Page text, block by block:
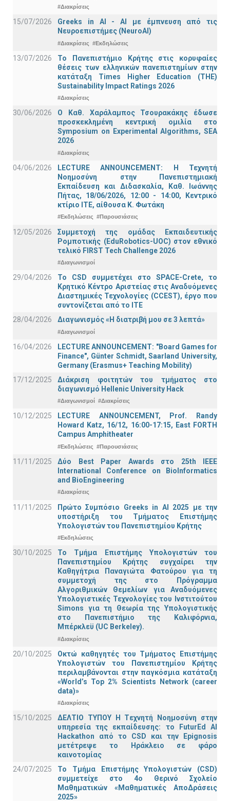
#Διακρίσεις
15/07/2026
Greeks in AI - ΑΙ με έμπνευση από τις
Νευροεπιστήμες (NeuroAI)
#Διακρίσεις #Εκδηλώσεις
13/07/2026
Το Πανεπιστήμιο Κρήτης στις κορυφαίες
θέσεις των ελληνικών πανεπιστημίων στην
κατάταξη Times Higher Education (ΤΗΕ)
Sustainability Impact Ratings 2026
#Διακρίσεις
30/06/2026
Ο Καθ. Χαράλαμπος Τσουρακάκης έδωσε
προσκεκλημένη κεντρική ομιλία στο
Symposium on Experimental Algorithms, SEA
2026
#Διακρίσεις
04/06/2026
LECTURE ANNOUNCEMENT: Η Τεχνητή
Νοημοσύνη στην Πανεπιστημιακή
Εκπαίδευση και Διδασκαλία, Καθ. Ιωάννης
Πήτας, 18/06/2026, 12:00 - 14:00, Κεντρικό
κτίριο ΙΤΕ, αίθουσα Κ. Φωτάκη
#Εκδηλώσεις #Παρουσιάσεις
12/05/2026
Συμμετοχή της ομάδας Εκπαιδευτικής
Ρομποτικής (EduRobotics-UOC) στον εθνικό
τελικό FIRST Tech Challenge 2026
#Διαγωνισμοί
29/04/2026
Το CSD συμμετέχει στο SPACE-Crete, το
Κρητικό Κέντρο Αριστείας στις Αναδυόμενες
Διαστημικές Τεχνολογίες (CCEST), έργο που
συντονίζεται από το ΙΤΕ
28/04/2026
Διαγωνισμός «Η διατριβή μου σε 3 λεπτά»
#Διαγωνισμοί
16/04/2026
LECTURE ANNOUNCEMENT: "Board Games for
Finance", Günter Schmidt, Saarland University,
Germany (Erasmus+ Teaching Mobility)
17/12/2025
Διάκριση φοιτητών του τμήματος στο
διαγωνισμό Hellenic University Hack
#Διαγωνισμοί #Διακρίσεις
10/12/2025
LECTURE ANNOUNCEMENT, Prof. Randy
Howard Katz, 16/12, 16:00-17:15, East FORTH
Campus Amphitheater
#Εκδηλώσεις #Παρουσιάσεις
11/11/2025
Δύο Best Paper Awards στο 25th IEEE
International Conference on BioInformatics
and BioEngineering
#Διακρίσεις
11/11/2025
Πρώτο Συμπόσιο Greeks in AI 2025 με την
υποστήριξη του Τμήματος Επιστήμης
Υπολογιστών του Πανεπιστημίου Κρήτης
#Εκδηλώσεις
30/10/2025
Το Τμήμα Επιστήμης Υπολογιστών του
Πανεπιστημίου Κρήτης συγχαίρει την
Καθηγήτρια Παναγιώτα Φατούρου για τη
συμμετοχή της στο Πρόγραμμα
Αλγοριθμικών Θεμελίων για Αναδυόμενες
Υπολογιστικές Τεχνολογίες του Ινστιτούτου
Simons για τη Θεωρία της Υπολογιστικής
στο Πανεπιστήμιο της Καλιφόρνια,
Μπέρκλεϋ (UC Berkeley).
#Διακρίσεις
20/10/2025
Οκτώ καθηγητές του Τμήματος Επιστήμης
Υπολογιστών του Πανεπιστημίου Κρήτης
περιλαμβάνονται στην παγκόσμια κατάταξη
«World’s Top 2% Scientists Network (career
data)»
#Διακρίσεις
15/10/2025
ΔΕΛΤΙΟ ΤΥΠΟΥ H Tεχνητή Νοημοσύνη στην
υπηρεσία της εκπαίδευσης: το FuturEd AI
Hackathon από το CSD και την Epignosis
μετέτρεψε το Ηράκλειο σε φάρο
καινοτομίας
24/07/2025
Το Τμήμα Επιστήμης Υπολογιστών (CSD)
συμμετείχε στο 4ο Θερινό Σχολείο
Μαθηματικών «Μαθηματικές ΑποΔράσεις
2025»